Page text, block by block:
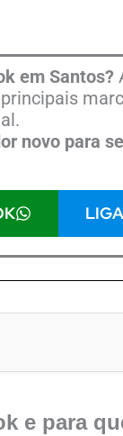
em Santos?
novo para
e para